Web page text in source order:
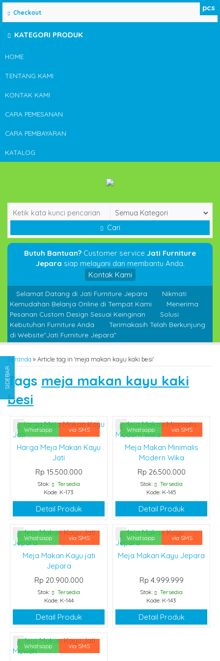
HOME
TENTANG KAMI
KONTAK KAMI
CARA PEMESANAN
CARA PEMBAYARAN
KATALOG
Cari
Butuh Bantuan? Customer service Jati Furniture
Jepara siap melayani dan membantu Anda.
Kontak Kami
Selamat Datang di Jati Furniture Jepara
Nikmati
Kemudahan Belanja Online di Tempat Kami
Menerima
Pesanan Custom Design Sesuai Keinginan
Solusi
Kebutuhan Furniture Anda
Terimakasih Telah Berkunjung
di Website"Jati Furniture Jepara"
Beranda »Article tag in 'meja makan kayu kaki besi'
Tags meja makan kayu kaki
besi
Whatsapp via SMS
Harga Meja Makan Kayu
Jati
Rp 15.500.000
Stok:
Tersedia
Kode: K-173
Detail Produk
Whatsapp via SMS
Meja Makan Minimalis
Modern Wika
Rp 26.500.000
Stok:
Tersedia
Kode: K-145
Detail Produk
Whatsapp via SMS
Meja Makan Kayu jati
Jepara
Rp 20.900.000
Stok:
Tersedia
Kode: K-144
Detail Produk
Whatsapp via SMS
Meja Makan Kayu Jepara
Rp 4.999.999
Stok:
Tersedia
Kode: K-143
Detail Produk
Whatsapp via SMS
pcs
Checkout
KATEGORI PRODUK
SIDEBAR